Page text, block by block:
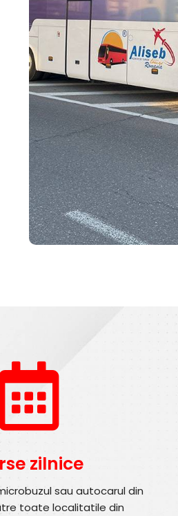
zilnice
sau autocarul din
toate localitatile din